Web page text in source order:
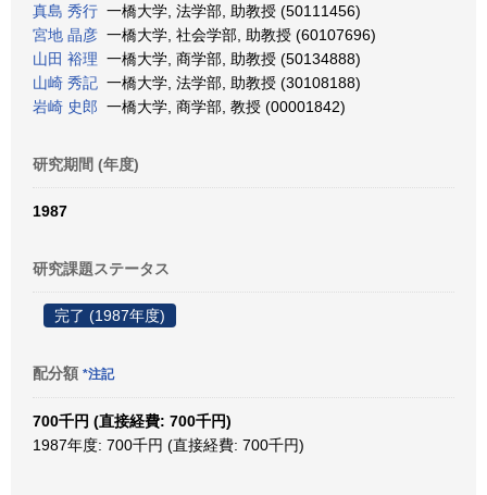
真島 秀行 一橋大学, 法学部, 助教授 (50111456)
宮地 晶彦 一橋大学, 社会学部, 助教授 (60107696)
山田 裕理 一橋大学, 商学部, 助教授 (50134888)
山崎 秀記 一橋大学, 法学部, 助教授 (30108188)
岩崎 史郎 一橋大学, 商学部, 教授 (00001842)
研究期間 (年度)
1987
研究課題ステータス
完了 (1987年度)
配分額 *注記
700千円 (直接経費: 700千円)
1987年度: 700千円 (直接経費: 700千円)